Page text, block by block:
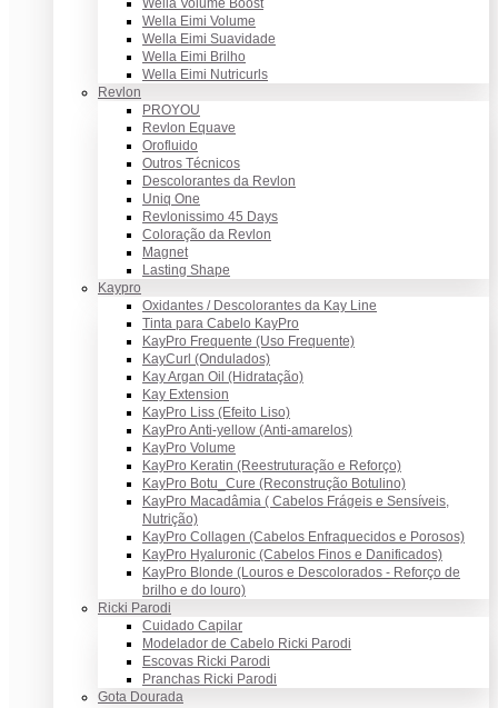
Wella Volume Boost
Wella Eimi Volume
Wella Eimi Suavidade
Wella Eimi Brilho
Wella Eimi Nutricurls
Revlon
PROYOU
Revlon Equave
Orofluido
Outros Técnicos
Descolorantes da Revlon
Uniq One
Revlonissimo 45 Days
Coloração da Revlon
Magnet
Lasting Shape
Kaypro
Oxidantes / Descolorantes da Kay Line
Tinta para Cabelo KayPro
KayPro Frequente (Uso Frequente)
KayCurl (Ondulados)
Kay Argan Oil (Hidratação)
Kay Extension
KayPro Liss (Efeito Liso)
KayPro Anti-yellow (Anti-amarelos)
KayPro Volume
KayPro Keratin (Reestruturação e Reforço)
KayPro Botu_Cure (Reconstrução Botulino)
KayPro Macadâmia ( Cabelos Frágeis e Sensíveis,
Nutrição)
KayPro Collagen (Cabelos Enfraquecidos e Porosos)
KayPro Hyaluronic (Cabelos Finos e Danificados)
KayPro Blonde (Louros e Descolorados - Reforço de
brilho e do louro)
Ricki Parodi
Cuidado Capilar
Modelador de Cabelo Ricki Parodi
Escovas Ricki Parodi
Pranchas Ricki Parodi
Gota Dourada